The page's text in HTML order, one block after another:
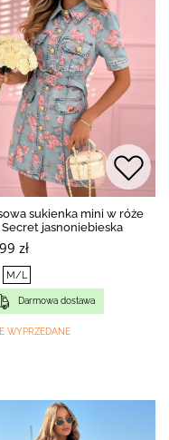
sukienka mini w róże
Secret jasnoniebieska
zł
M/L
Darmowa dostawa
WYPRZEDANE